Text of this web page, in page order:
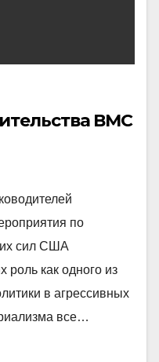
ВМС
по
сил США
роль как одного из
в агрессивных
все…